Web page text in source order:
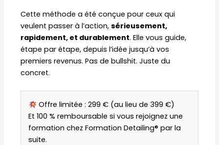
Cette méthode a été conçue pour ceux qui
veulent passer à l’action,sérieusement,
rapidement, et durablement. Elle vous guide,
étape par étape, depuis l’idée jusqu’à vos
premiers revenus. Pas de bullshit. Juste du
concret.
Offre limitée : 299 € (au lieu de 399 €)
Et 100 % remboursable si vous rejoignez une
formation chez Formation Detailing® par la
suite.